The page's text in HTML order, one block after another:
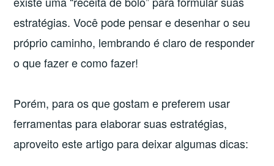
estratégias. Você pode pensar e desenhar o seu
próprio caminho, lembrando é claro de responder
o que fazer e como fazer!
Porém, para os que gostam e preferem usar
ferramentas para elaborar suas estratégias,
aproveito este artigo para deixar algumas dicas: